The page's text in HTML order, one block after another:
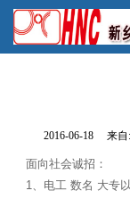
2016-06-18 来自:
面向社会诚招：
1、电工 数名 大专